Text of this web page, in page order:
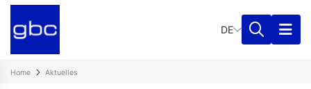
DE
Home Aktuelles